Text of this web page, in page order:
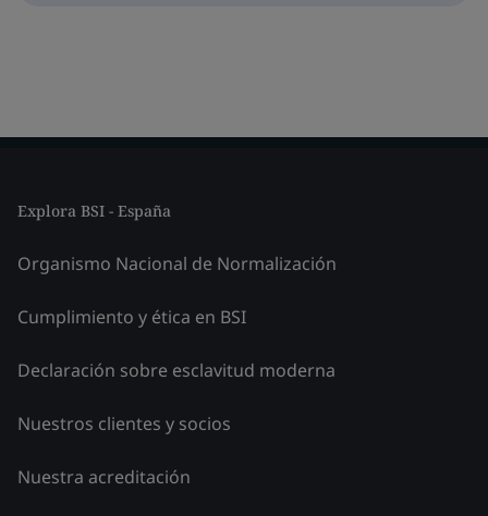
Explora BSI - España
Organismo Nacional de Normalización
Cumplimiento y ética en BSI
Declaración sobre esclavitud moderna
Nuestros clientes y socios
Nuestra acreditación